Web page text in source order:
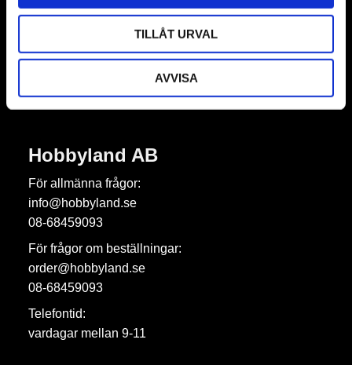
TILLÅT URVAL
AVVISA
Dina personuppgifter behandlas i enlighet med vår
Hobbyland AB
För allmänna frågor:
info@hobbyland.se
08-68459093
För frågor om beställningar:
order@hobbyland.se
08-68459093
Telefontid:
vardagar mellan 9-11